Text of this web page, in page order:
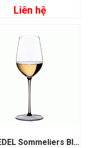
Liên hệ
Ly RIEDEL Sommeliers Black Tie Riesling Grand Cru